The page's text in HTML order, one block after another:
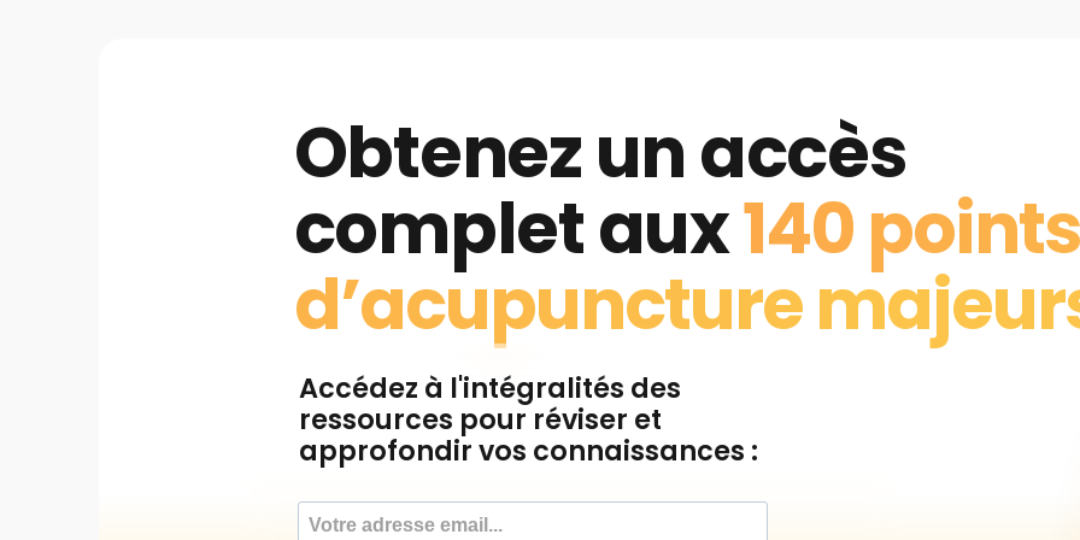
Obtenez un accès
complet aux140 points
d’acupuncture
Accédez à l'intégralités des
ressources pour réviser et
approfondir vos connaissances :